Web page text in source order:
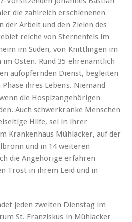
die zahlreich erschienenen
der Arbeit und den Zielen des
reiche von Sternenfels im
im Süden, von Knittlingen im
Osten. Rund 35 ehrenamtlich
aufopfernden Dienst, begleiten
ihres Lebens. Niemand
die Hospizangehörigen
Auch schwerkranke Menschen
Hilfe, sei in ihrer
Krankenhaus Mühlacker, auf der
und in 14 weiteren
die Angehörige erfahren
Trost in ihrem Leid und in
jeden zweiten Dienstag im
St. Franziskus in Mühlacker